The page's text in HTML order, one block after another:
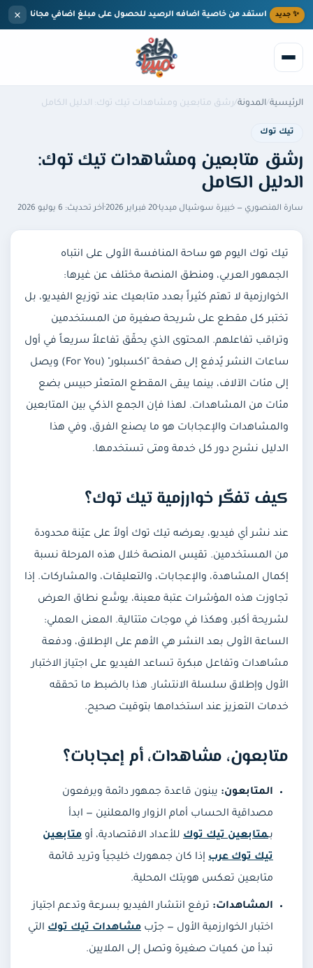
تخطى إلى المحتوى الرئيسي
✨ جديد استفد من خاصية اضافه الرصيد للحصول على مبلغ اضافي مجانا ×
الرئيسية
الخدمات
سناب شات
تويتر (X)
فيس بوك
ديسكورد
من نحن
الرئيسية/المدونة/رشق متابعين ومشاهدات تيك توك: الدليل الكامل
تيك توك
رشق متابعين ومشاهدات تيك توك:
الدليل الكامل
سارة المنصوري — خبيرة سوشيال ميديا·20 فبراير 2026 ·آخر تحديث: 6 يوليو 2026
تيك توك اليوم هو ساحة المنافسة الأولى على انتباه
الجمهور العربي، ومنطق المنصة مختلف عن غيرها:
الخوارزمية لا تهتم كثيراً بعدد متابعيك عند توزيع الفيديو، بل
تختبر كل مقطع على شريحة صغيرة من المستخدمين
وتراقب تفاعلهم. المحتوى الذي يحقّق تفاعلاً سريعاً في أول
ساعات النشر يُدفع إلى صفحة "اكسبلور" (For You) ويصل
إلى مئات الآلاف، بينما يبقى المقطع المتعثر حبيس بضع
مئات من المشاهدات. لهذا فإن الجمع الذكي بين المتابعين
والمشاهدات والإعجابات هو ما يصنع الفرق، وفي هذا
الدليل نشرح دور كل خدمة ومتى تستخدمها.
كيف تفكّر خوارزمية تيك توك؟
عند نشر أي فيديو، يعرضه تيك توك أولاً على عيّنة محدودة
من المستخدمين. تقيس المنصة خلال هذه المرحلة نسبة
إكمال المشاهدة، والإعجابات، والتعليقات، والمشاركات. إذا
تجاوزت هذه المؤشرات عتبة معينة، يوسَّع نطاق العرض
لشريحة أكبر، وهكذا في موجات متتالية. المعنى العملي:
الساعة الأولى بعد النشر هي الأهم على الإطلاق، ودفعة
مشاهدات وتفاعل مبكرة تساعد الفيديو على اجتياز الاختبار
الأول وإطلاق سلسلة الانتشار. هذا بالضبط ما تحققه
خدمات التعزيز عند استخدامها بتوقيت صحيح.
متابعون، مشاهدات، أم إعجابات؟
المتابعون: يبنون قاعدة جمهور دائمة ويرفعون
مصداقية الحساب أمام الزوار والمعلنين — ابدأ
بـمتابعين تيك توك للأعداد الاقتصادية، أو متابعين
تيك توك عرب إذا كان جمهورك خليجياً وتريد قائمة
متابعين تعكس هويتك المحلية.
المشاهدات: ترفع انتشار الفيديو بسرعة وتدعم اجتياز
اختبار الخوارزمية الأول — جرّب مشاهدات تيك توك التي
تبدأ من كميات صغيرة وتصل إلى الملايين.